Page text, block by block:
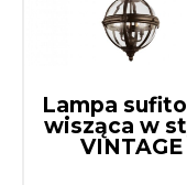
Lampa
wisząca w
VINTAGE